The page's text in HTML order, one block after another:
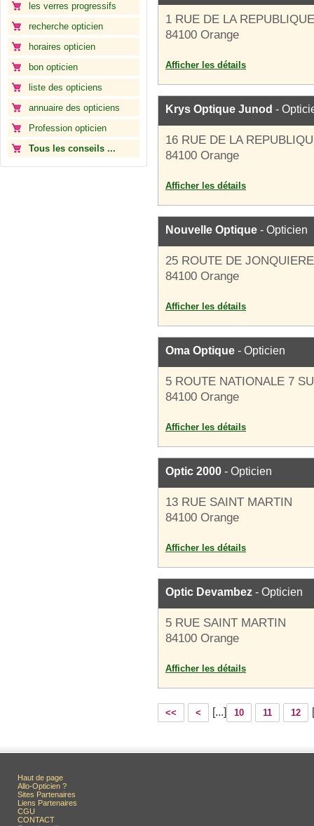
les verres progressifs
recherche opticien
horaires opticien
bon opticien
liste des opticiens
annuaire des opticiens
Profession opticien
Tous les conseils ...
1 RUE DE LA REPUBLIQUE
84100 Orange
Afficher les détails
Krys Optique Junod -
16 RUE DE LA
84100 Orange
Afficher les détails
Nouvelle Optique - Opticien
25 ROUTE DE
84100 Orange
Afficher les détails
Oma Optique - Opticien
5 ROUTE NATIONALE 7
84100 Orange
Afficher les détails
Optic 2000 - Opticien
13 RUE SAINT MARTIN
84100 Orange
Afficher les détails
Optic Devambez - Opticien
5 RUE SAINT MARTIN
84100 Orange
Afficher les détails
<< < [...] 10 11 12
Haut de page
Allo-Opticien ?
Sites Partenaires
Liens Partenaires
CGU
CONTACT